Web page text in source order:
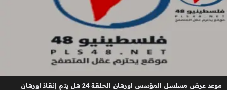
موعد عرض مسلسل المؤسس اورهان الحلقة 24 هل يتم إنقاذ اورهان